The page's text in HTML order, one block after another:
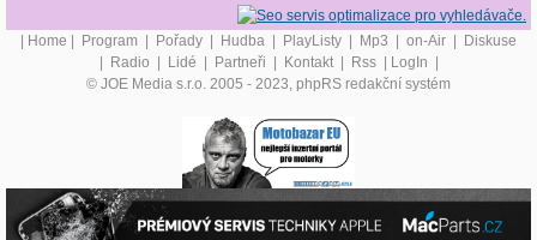
| Home | Program | Pořady | Hudba | PlayListy | Mp3 | on-Air | Diskuse
| Radio | Lidé | Partneři | Kontakt | Rss | LogIn |
© JOE Media s.r.o. 2005 - 2023, phpRS redakční systém